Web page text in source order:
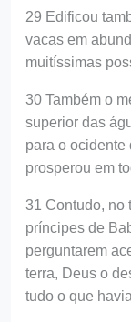
29 Edificou
vacas em
muitíssimas
30 Também o
superior das
para o
prosperou em
31 Contudo, no
príncipes de
perguntarem
terra, Deus o
tudo o que